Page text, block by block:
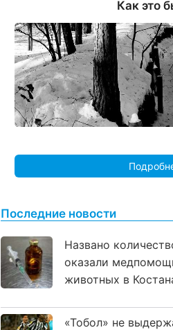
Как это
Последние новости
Названо
оказали
животных в
«Тобол» не